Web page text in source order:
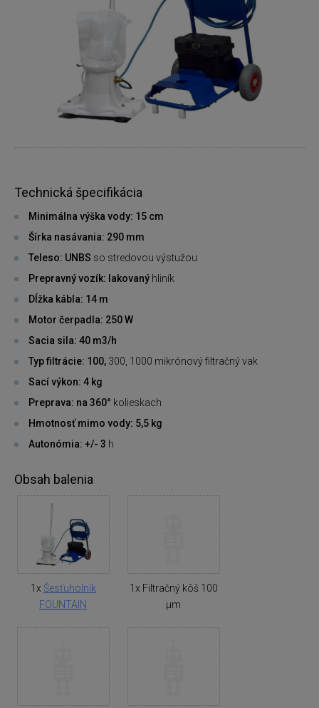
Technická špecifikácia
Minimálna výška vody: 15 cm
Šírka nasávania: 290 mm
Teleso: UNBS so stredovou výstužou
Prepravný vozík: lakovaný hliník
Dĺžka kábla: 14 m
Motor čerpadla: 250 W
Sacia sila: 40 m3/h
Typ filtrácie: 100, 300, 1000 mikrónový filtračný vak
Sací výkon: 4 kg
Preprava: na 360° kolieskach
Hmotnosť mimo vody: 5,5 kg
Autonómia: +/- 3 h
Obsah balenia
1x Šesťuholník
FOUNTAIN
1x Filtračný kôš 100
µm